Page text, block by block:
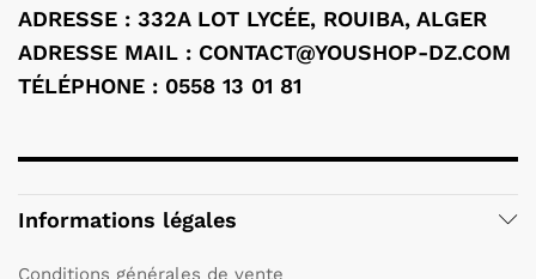
ADRESSE : 332A LOT LYCÉE, ROUIBA, ALGER
ADRESSE MAIL : CONTACT@YOUSHOP-DZ.COM
TÉLÉPHONE : 0558 13 01 81
Informations légales
Conditions générales de vente